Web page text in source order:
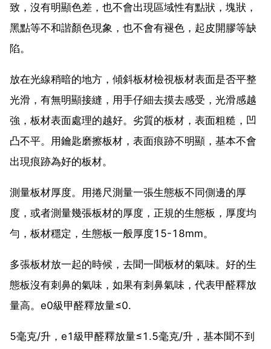
致，沒有明顯色差，也不會出現區域性有點狀，塊狀，
黑點等不和諧顏色現象，也不會有褪色，起皮開膠等缺
陷。
放在光線稍暗的地方，傾斜板材檢視板材表面是否平整
光滑，有無明顯接縫，用手仔細去摸去感受，光滑感越
強，板材表面處理的越好。劣質的板材，表面粗糙，凹
凸不平。用鑰匙磨擦板材，表面痕跡不明顯，基本不會
出現痕跡為好的板材。
測量板材厚度。用捲尺測量一張生態板不同側邊的厚
度，或者測量幾張板材的厚度，正規的生態板，厚度均
勻，板材穩定，生態板一般厚度15-18mm。
多張板材放一起的時候，去聞一聞板材的氣味。好的生
態板沒有刺鼻的氣味，如果有刺鼻氣味，代表甲醛釋放
量高。e0級甲醛釋放量≤0.
5毫克/升，e1級甲醛釋放量≤1.5毫克/升，基本聞不到